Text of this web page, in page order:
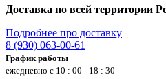
Доставка по всей территории
Подробнее про доставку
8 (930) 063-00-61
График работы
ежедневно с 10 : 00 - 18 : 30